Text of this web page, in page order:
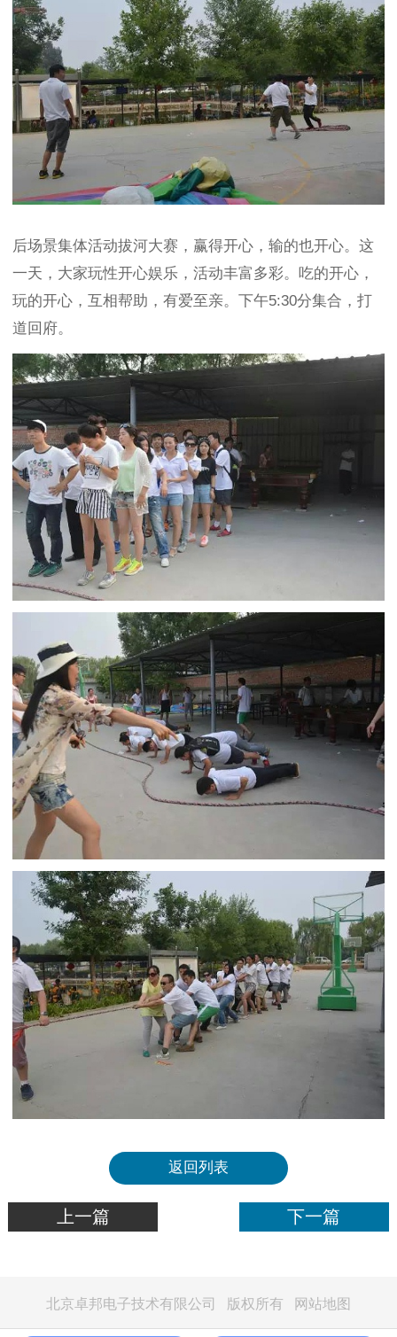
后场景集体活动拔河大赛，赢得开心，输的也开心。这
一天，大家玩性开心娱乐，活动丰富多彩。吃的开心，
玩的开心，互相帮助，有爱至亲。下午5:30分集合，打
道回府。
返回列表
上一篇 下一篇
北京卓邦电子技术有限公司 版权所有 网站地图